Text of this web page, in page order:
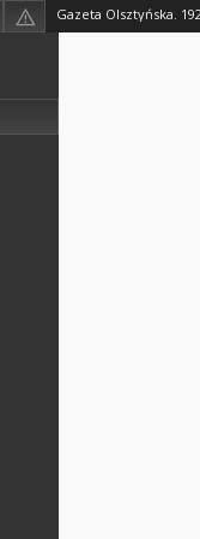
Gazeta Olsztyńska.